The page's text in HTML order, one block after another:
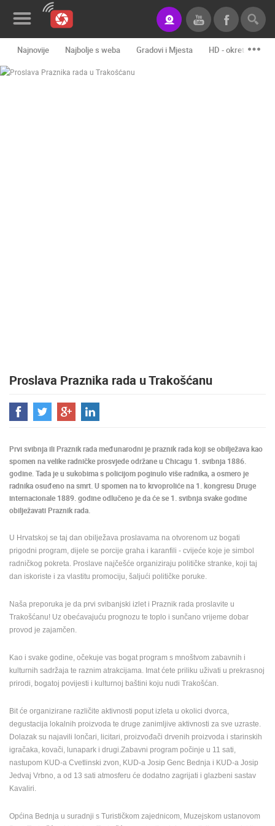
Novosti&Blog
WEB
TERMS OF
USE
PRIVACY
POLICY
BANERI
HRVATSKI
ENGLISH
Najnovije Najbolje s weba Gradovi i Mjesta HD - okretne
Proslava Praznika rada u Trakošćanu
Prvi svibnja ili Praznik rada međunarodni je praznik rada koji se obilježava kao
spomen na velike radničke prosvjede održane u Chicagu 1. svibnja 1886.
godine. Tada je u sukobima s policijom poginulo više radnika, a osmero je
radnika osuđeno na smrt. U spomen na to krvoproliće na 1. kongresu Druge
internacionale 1889. godine odlučeno je da će se 1. svibnja svake godine
obilježavati Praznik rada.
U Hrvatskoj se taj dan obilježava proslavama na otvorenom uz bogati
prigodni program, dijele se porcije graha i karanfili - cvijeće koje je simbol
radničkog pokreta. Proslave najčešće organiziraju političke stranke, koji taj
dan iskoriste i za vlastitu promociju, šaljući političke poruke.
Naša preporuka je da prvi svibanjski izlet i Praznik rada proslavite u
Trakošćanu! Uz obećavajuću prognozu te toplo i sunčano vrijeme dobar
provod je zajamčen.
Kao i svake godine, očekuje vas bogat program s mnoštvom zabavnih i
kulturnih sadržaja te raznim atrakcijama. Imat ćete priliku uživati u prekrasnoj
prirodi, bogatoj povijesti i kulturnoj baštini koju nudi Trakošćan.
Bit će organizirane različite aktivnosti poput izleta u okolici dvorca,
degustacija lokalnih proizvoda te druge zanimljive aktivnosti za sve uzraste.
Dolazak su najavili lončari, licitari, proizvođači drvenih proizvoda i starinskih
igračaka, kovači, lunapark i drugi.Zabavni program počinje u 11 sati,
nastupom KUD-a Cvetlinski zvon, KUD-a Josip Genc Bednja i KUD-a Josip
Jedvaj Vrbno, a od 13 sati atmosferu će dodatno zagrijati i glazbeni sastav
Kavaliri.
Općina Bednja u suradnji s Turističkom zajednicom, Muzejskom ustanovom